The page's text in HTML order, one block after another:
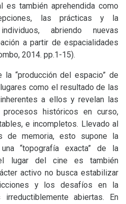
es también aprehendida como
las prácticas y la
abriendo nuevas
a partir de espacialidades
2014. pp.1-15).
“producción del espacio” de
como el resultado de las
a ellos y revelan las
históricos en curso,
e incompletos. Llevado al
de memoria, esto supone la
“topografía exacta” de la
lugar del cine es también
activo no busca estabilizar
y los desafíos en la
abiertas. En